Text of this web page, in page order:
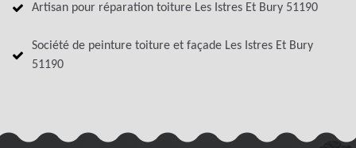
Artisan pour réparation toiture Les Istres Et Bury 51190
Société de peinture toiture et façade Les Istres Et Bury
51190